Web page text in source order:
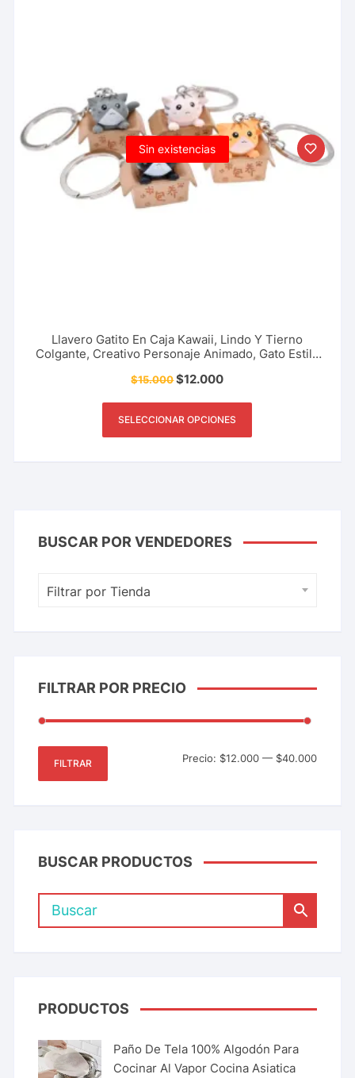
Sin existencias
Llavero Gatito En Caja Kawaii, Lindo Y Tierno
Colgante, Creativo Personaje Animado, Gato Estilo
$15.000$12.000
SELECCIONAR OPCIONES
BUSCAR POR VENDEDORES
Filtrar por Tienda
FILTRAR POR PRECIO
FILTRAR Precio: $12.000— $40.000
BUSCAR PRODUCTOS
PRODUCTOS
Paño De Tela 100% Algodón Para
Cocinar Al Vapor Cocina Asiatica